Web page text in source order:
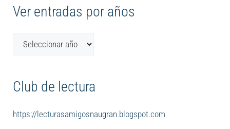
Ver entradas por años
Club de lectura
https://lecturasamigosnaugran.blogspot.com